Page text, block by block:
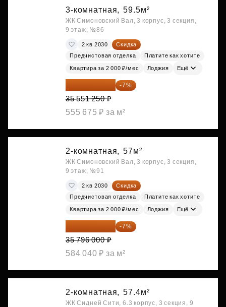
3-комнатная, 59.5м²
ЖК Симоновский Вал, 3 корпус, 3 секция,
9 этаж, №86
2 кв 2030
Скидка
Предчистовая отделка
Платите как хотите
Квартира за 2 000 ₽/мес Лоджия Ещё
33 062 663 ₽ -7%
35 551 250 ₽
555 675 ₽ за м²
2-комнатная, 57м²
ЖК Симоновский Вал, 3 корпус, 3 секция,
9 этаж, №91
2 кв 2030
Скидка
Предчистовая отделка
Платите как хотите
Квартира за 2 000 ₽/мес Лоджия Ещё
33 290 280 ₽ -7%
35 796 000 ₽
584 040 ₽ за м²
2-комнатная, 57.4м²
ЖК Сидней Сити, 6.3 корпус, 3 секция, 9